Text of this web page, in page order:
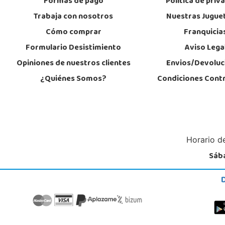
Juguetilandia Gines
Av. del Trabajo, 1 Local L1- C
28918, Leganés
918312728
Trabaja con nosotros
Cómo comprar
Formulario Desistimiento
Opiniones de nuestros clientes
¿Quiénes Somos?
Nuestras
Aviso
Envios/
Condiciones
Horario